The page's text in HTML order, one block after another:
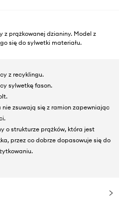
z prążkowanej dzianiny. Model z
się do sylwetki materiału.
z recyklingu.
sylwetkę fason.
zsuwają się z ramion zapewniając
o strukturze prążków, która jest
przez co dobrze dopasowuje się do